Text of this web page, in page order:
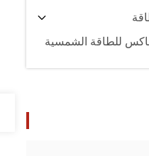
للطاقة الشمسية